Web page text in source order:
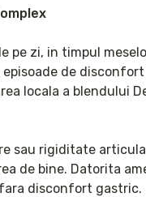
pe zi, in timpul
de
locala a blendului
sau rigiditate
de bine. Datorita
disconfort gastric.